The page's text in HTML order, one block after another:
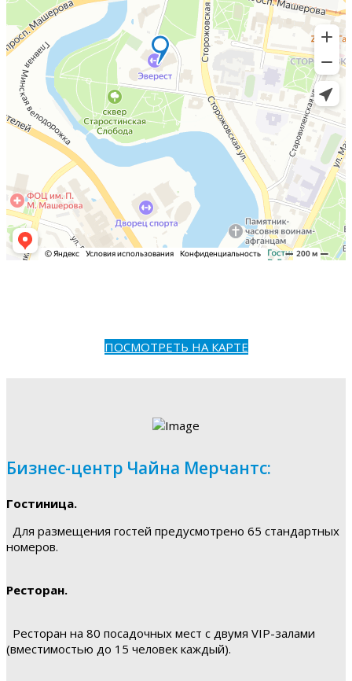
ПОСМОТРЕТЬ НА КАРТЕ
Бизнес-центр Чайна Мерчантс:
Гостиница.
Для размещения гостей предусмотрено 65 стандартных
номеров.
Ресторан.
Ресторан на 80 посадочных мест с двумя VIP-залами
(вместимостью до 15 человек каждый).